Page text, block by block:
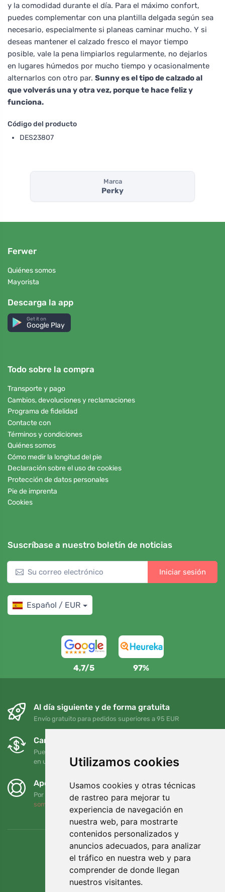
Utilizamos cookies
Usamos cookies y otras técnicas
de rastreo para mejorar tu
experiencia de navegación en
nuestra web, para mostrarte
contenidos personalizados y
anuncios adecuados, para analizar
el tráfico en nuestra web y para
comprender de donde llegan
nuestros visitantes.
y la comodidad durante el día. Para el máximo confort,
puedes complementar con una plantilla delgada según sea
necesario, especialmente si planeas caminar mucho. Y si
deseas mantener el calzado fresco el mayor tiempo
posible, vale la pena limpiarlos regularmente, no dejarlos
en lugares húmedos por mucho tiempo y ocasionalmente
alternarlos con otro par. Sunny es el tipo de calzado al
que volverás una y otra vez, porque te hace feliz y
funciona.
Código del producto
DES23807
Marca
Perky
Ferwer
Quiénes somos
Mayorista
Descarga la app
Get it on
Google Play
Todo sobre la compra
Transporte y pago
Cambios, devoluciones y reclamaciones
Programa de fidelidad
Contacte con
Términos y condiciones
Quiénes somos
Cómo medir la longitud del pie
Declaración sobre el uso de cookies
Protección de datos personales
Pie de imprenta
Cookies
Suscríbase a nuestro boletín de noticias
Iniciar sesión
Español / EUR
4,7/5 97%
Al día siguiente y de forma gratuita
Envío gratuito para pedidos superiores a 95 EUR
Cambios y devoluciones gratuitos
Puede devolver o cambiar su pedido en cualquier momento
en un plazo de 90 días
Apoyamos a Trees.org
Por cada pedido plantamos un árbol. Leer más
somos